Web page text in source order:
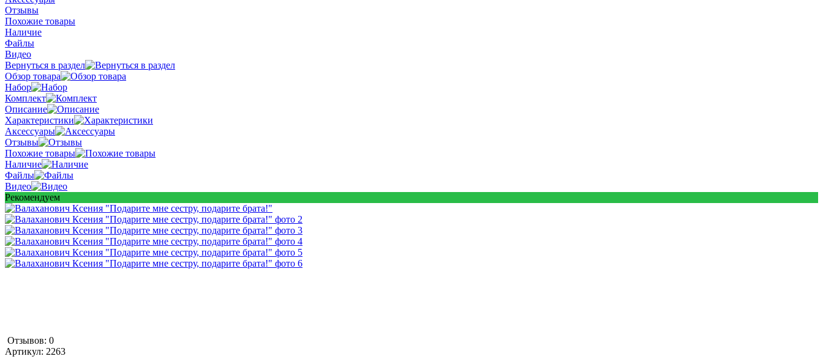
Отзывы
Похожие товары
Наличие
Файлы
Видео
Вернуться в раздел
Обзор товара
Набор
Комплект
Описание
Характеристики
Аксессуары
Отзывы
Похожие товары
Наличие
Файлы
Видео
Рекомендуем
Отзывов: 0
Артикул: 2263